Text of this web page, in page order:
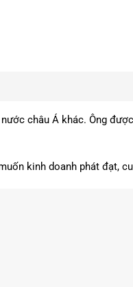
châu Á khác. Ông
kinh doanh phát đạt,